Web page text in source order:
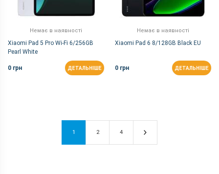
Немає в наявності
Xiaomi Pad 5 Pro Wi-Fi 6/256GB
Pearl White
0 грн ДЕТАЛЬНІШЕ
Немає в наявності
Xiaomi Pad 6 8/128GB Black EU
0 грн ДЕТАЛЬНІШЕ
1 2 4